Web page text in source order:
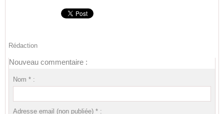
Rédaction
Nouveau commentaire :
Nom * :
Adresse email (non publiée) * :